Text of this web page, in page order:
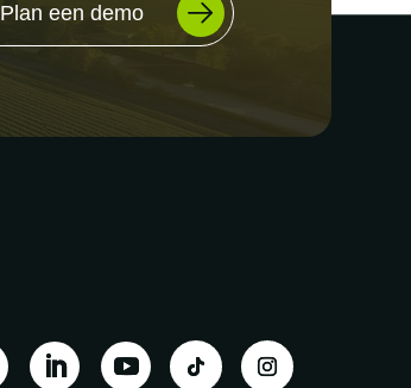
Plan een demo